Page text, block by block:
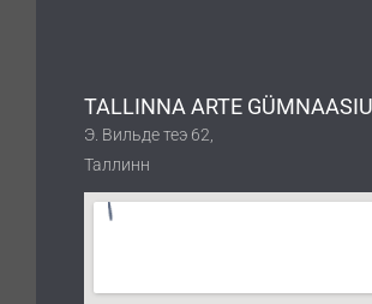
TALLINNA ARTE
Э. Вильде теэ 62,
Таллинн